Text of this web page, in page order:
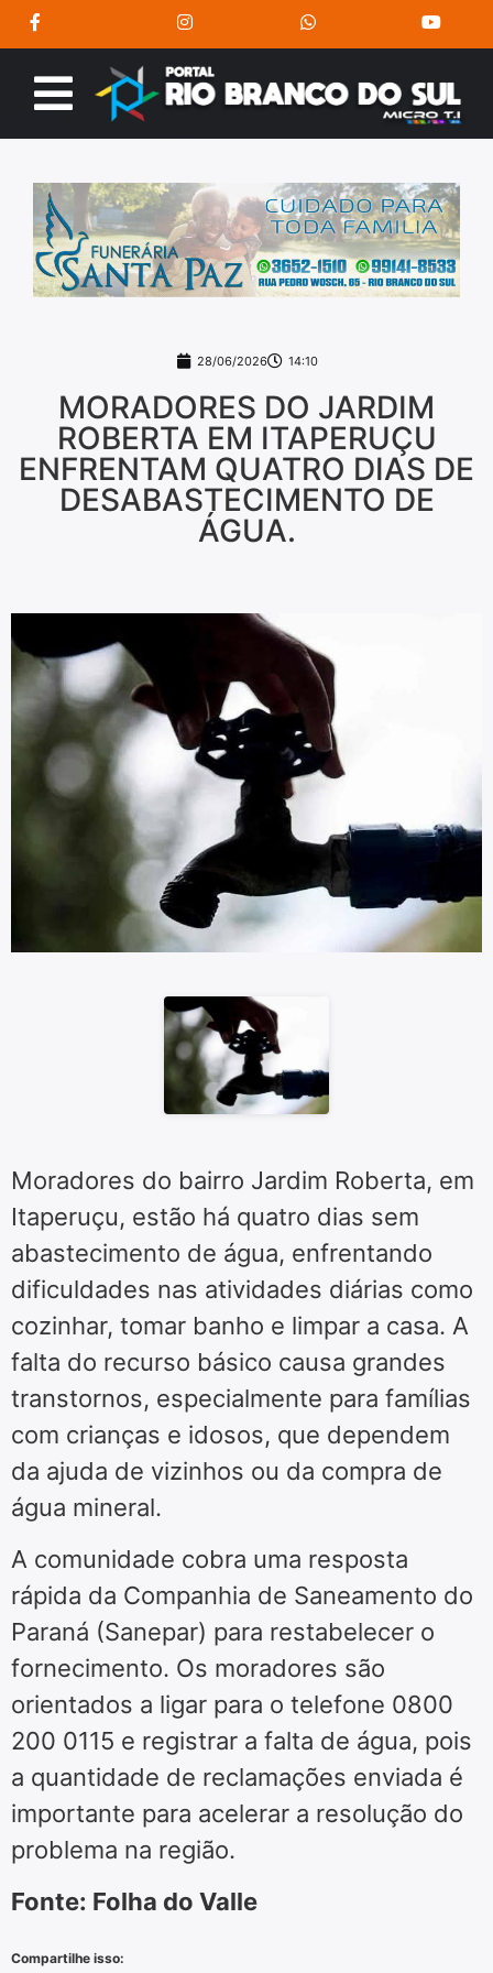
28/06/2026 14:10
MORADORES DO JARDIM
ROBERTA EM ITAPERUÇU
ENFRENTAM QUATRO DIAS DE
DESABASTECIMENTO DE
ÁGUA.
Moradores do bairro Jardim Roberta, em
Itaperuçu, estão há quatro dias sem
abastecimento de água, enfrentando
dificuldades nas atividades diárias como
cozinhar, tomar banho e limpar a casa. A
falta do recurso básico causa grandes
transtornos, especialmente para famílias
com crianças e idosos, que dependem
da ajuda de vizinhos ou da compra de
água mineral.
A comunidade cobra uma resposta
rápida da Companhia de Saneamento do
Paraná (Sanepar) para restabelecer o
fornecimento. Os moradores são
orientados a ligar para o telefone 0800
200 0115 e registrar a falta de água, pois
a quantidade de reclamações enviada é
importante para acelerar a resolução do
problema na região.
Fonte: Folha do Valle
Compartilhe isso: